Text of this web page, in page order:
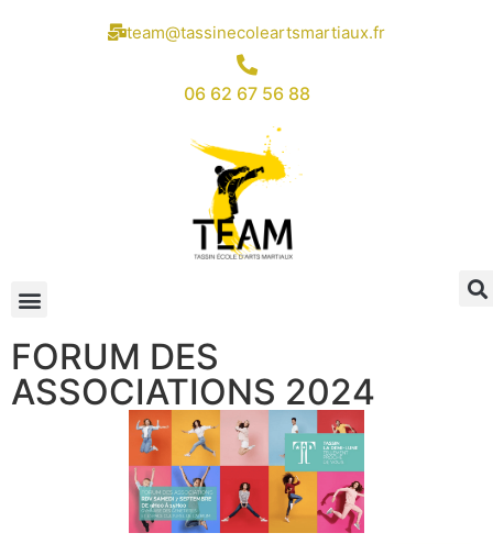
team@tassinecoleartsmartiaux.fr
06 62 67 56 88
FORUM DES
ASSOCIATIONS 2024